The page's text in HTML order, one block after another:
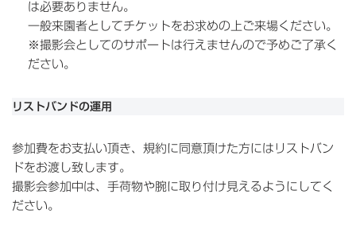
は必要ありません。
一般来園者としてチケットをお求めの上ご来場ください。
※撮影会としてのサポートは行えませんので予めご了承く
ださい。
リストバンドの運用
参加費をお支払い頂き、規約に同意頂けた方にはリストバン
ドをお渡し致します。
撮影会参加中は、手荷物や腕に取り付け見えるようにしてく
ださい。